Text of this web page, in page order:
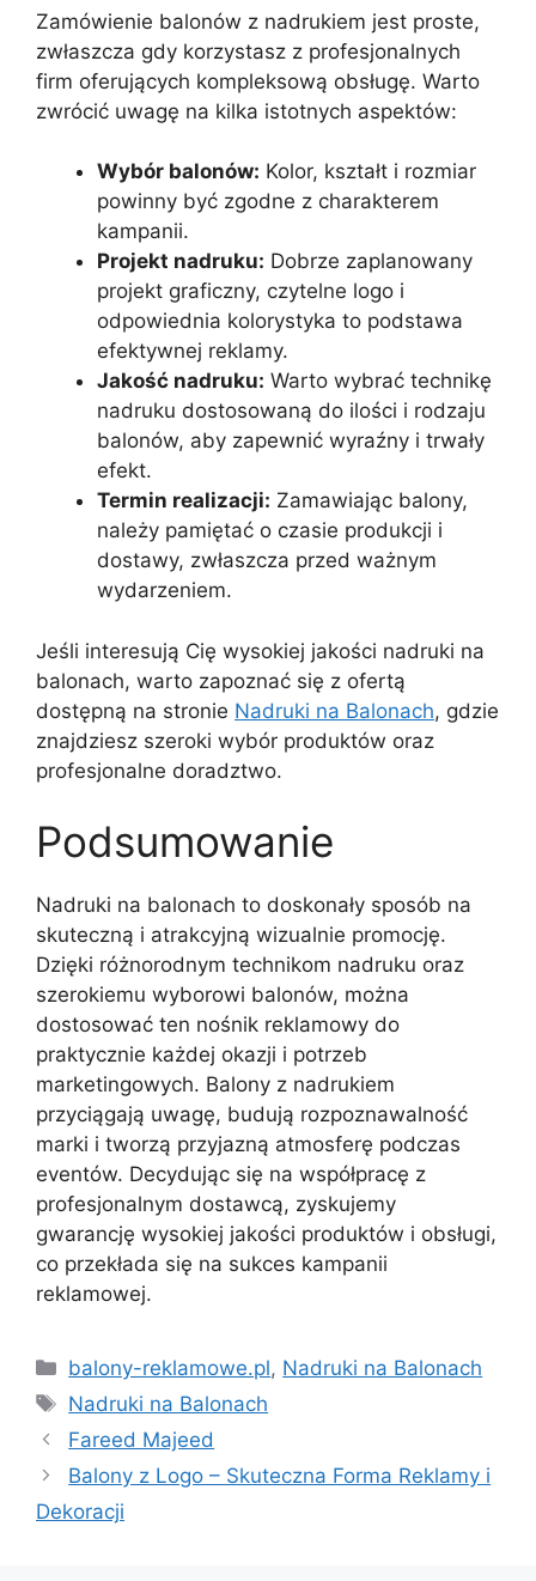
Zamówienie balonów z nadrukiem jest proste,
zwłaszcza gdy korzystasz z profesjonalnych
firm oferujących kompleksową obsługę. Warto
zwrócić uwagę na kilka istotnych aspektów:
Wybór balonów: Kolor, kształt i rozmiar
powinny być zgodne z charakterem
kampanii.
Projekt nadruku: Dobrze zaplanowany
projekt graficzny, czytelne logo i
odpowiednia kolorystyka to podstawa
efektywnej reklamy.
Jakość nadruku: Warto wybrać technikę
nadruku dostosowaną do ilości i rodzaju
balonów, aby zapewnić wyraźny i trwały
efekt.
Termin realizacji: Zamawiając balony,
należy pamiętać o czasie produkcji i
dostawy, zwłaszcza przed ważnym
wydarzeniem.
Jeśli interesują Cię wysokiej jakości nadruki na
balonach, warto zapoznać się z ofertą
dostępną na stronie Nadruki na Balonach, gdzie
znajdziesz szeroki wybór produktów oraz
profesjonalne doradztwo.
Podsumowanie
Nadruki na balonach to doskonały sposób na
skuteczną i atrakcyjną wizualnie promocję.
Dzięki różnorodnym technikom nadruku oraz
szerokiemu wyborowi balonów, można
dostosować ten nośnik reklamowy do
praktycznie każdej okazji i potrzeb
marketingowych. Balony z nadrukiem
przyciągają uwagę, budują rozpoznawalność
marki i tworzą przyjazną atmosferę podczas
eventów. Decydując się na współpracę z
profesjonalnym dostawcą, zyskujemy
gwarancję wysokiej jakości produktów i obsługi,
co przekłada się na sukces kampanii
reklamowej.
Kategorie
balony-reklamowe.pl, Nadruki na Balonach
Tagi
Nadruki na Balonach
Fareed Majeed
Balony z Logo – Skuteczna Forma Reklamy i
Dekoracji